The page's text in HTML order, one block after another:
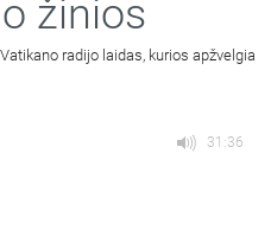
žinios
radijo laidas, kurios apžvelgia
31:36